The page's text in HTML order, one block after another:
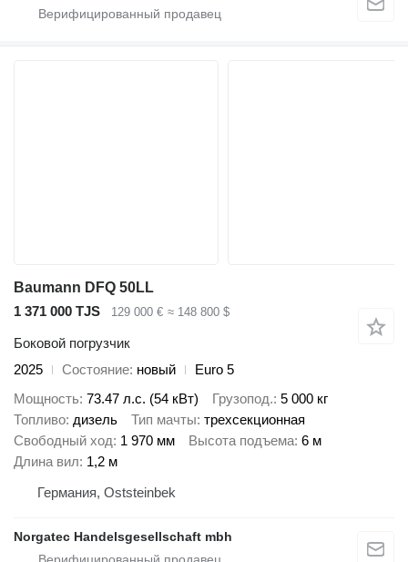
Baumann DFQ 50LL
1 371 000 TJS
129 000 € ≈ 148 800 $
Боковой погрузчик
2025
Состояние новый
Euro 5
Мощность 73.47 л.с. (54 кВт) Грузопод. 5 000 кг
Топливо дизель Тип мачты трехсекционная
Свободный ход 1 970 мм Высота подъема 6 м
Длина вил 1,2 м
Германия, Oststeinbek
Norgatec Handelsgesellschaft mbh